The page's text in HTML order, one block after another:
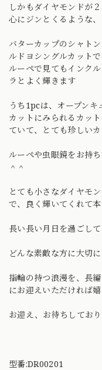
しかもダイヤモンドが
心にジンとくるような
バターカップのシャト
ルドヨシングルカットで
ルーペで見てもインク
ラとよく輝きます
うち1pcは、オープン
カットにみられるカッ
ていて、とても珍しいカ
ルーペや虫眼鏡をお持
＾＾
とても小さなダイヤモ
で、良く輝いてくれて
長い長い月日を過ごし
どんな素敵な方に大切
指輪の持つ浪漫を、長
にお迎えいただければ嬉
お迎え、お待ちしてお
型番:DR00201